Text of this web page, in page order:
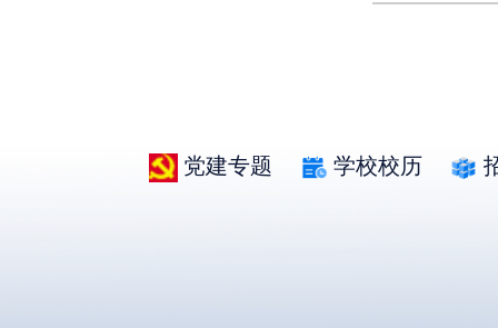
党建专题 学校校历